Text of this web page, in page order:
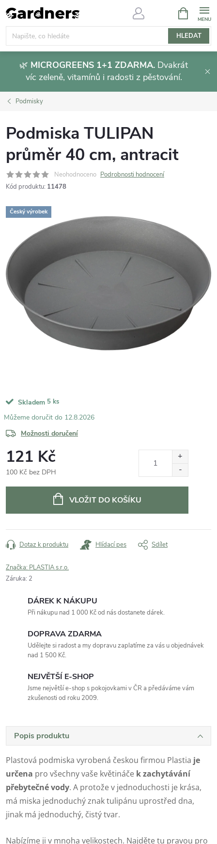
Přejít
na
obsah
HLEDAT
NÁKUPNÍ
KOŠÍK
🌿 MICROGREENS 1+1 ZDARMA. Dvakrát
víc zeleně, vitamínů i radosti z pěstování.
Podmisky
Podmiska TULIPAN
průměr 40 cm, antracit
Neohodnoceno Podrobnosti hodnocení
Kód produktu: 11478
Český výrobek
Skladem 5 ks
12.8.2026
Možnosti doručení
121 Kč
100 Kč bez DPH
VLOŽIT DO KOŠÍKU
Dotaz k produktu Hlídací pes Sdílet
Značka: PLASTIA s.r.o.
Záruka: 2
DÁREK K NÁKUPU
Při nákupu nad 1 000 Kč od nás dostanete dárek.
DOPRAVA ZDARMA
Udělejte si radost a my dopravu zaplatíme za vás u objednávek
nad 1 500 Kč.
NEJVĚTŠÍ E-SHOP
Jsme největší e-shop s pokojovkami v ČR a předáváme vám
zkušenosti od roku 2009.
Popis produktu
Plastová podmiska vyrobená českou firmou Plastia je
určena pro všechny vaše květináče k zachytávání
přebytečné vody. A protože v jednoduchosti je krása,
má miska jednoduchý znak tulipánu uprostřed dna,
jinak má jednoduchý, čistý tvar.
Nabízíme ji v mnoha velikostech. Najděte tu pravou pro